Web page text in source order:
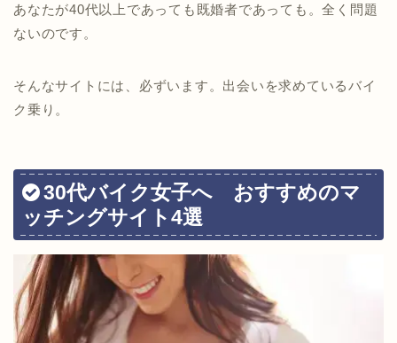
あなたが40代以上であっても既婚者であっても。全く問題
ないのです。
そんなサイトには、必ずいます。出会いを求めているバイ
ク乗り。
30代バイク女子へ おすすめのマ
ッチングサイト4選